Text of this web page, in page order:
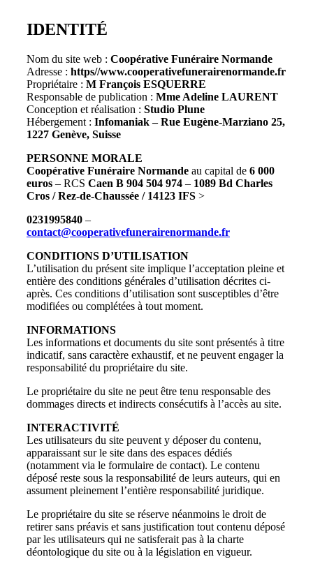
IDENTITÉ
Nom du site web : Coopérative Funéraire Normande
Adresse : https//www.cooperativefunerairenormande.fr
Propriétaire : M François ESQUERRE
Responsable de publication : Mme Adeline LAURENT
Conception et réalisation : Studio Plune
Hébergement : Infomaniak – Rue Eugène-Marziano 25,
1227 Genève, Suisse
PERSONNE MORALE
Coopérative Funéraire Normande au capital de 6 000
euros – RCS Caen B 904 504 974 – 1089 Bd Charles
Cros / Rez-de-Chaussée / 14123 IFS >
0231995840 –
contact@cooperativefunerairenormande.fr
CONDITIONS D’UTILISATION
L’utilisation du présent site implique l’acceptation pleine et
entière des conditions générales d’utilisation décrites ci-
après. Ces conditions d’utilisation sont susceptibles d’être
modifiées ou complétées à tout moment.
INFORMATIONS
Les informations et documents du site sont présentés à titre
indicatif, sans caractère exhaustif, et ne peuvent engager la
responsabilité du propriétaire du site.
Le propriétaire du site ne peut être tenu responsable des
dommages directs et indirects consécutifs à l’accès au site.
INTERACTIVITÉ
Les utilisateurs du site peuvent y déposer du contenu,
apparaissant sur le site dans des espaces dédiés
(notamment via le formulaire de contact). Le contenu
déposé reste sous la responsabilité de leurs auteurs, qui en
assument pleinement l’entière responsabilité juridique.
Le propriétaire du site se réserve néanmoins le droit de
retirer sans préavis et sans justification tout contenu déposé
par les utilisateurs qui ne satisferait pas à la charte
déontologique du site ou à la législation en vigueur.